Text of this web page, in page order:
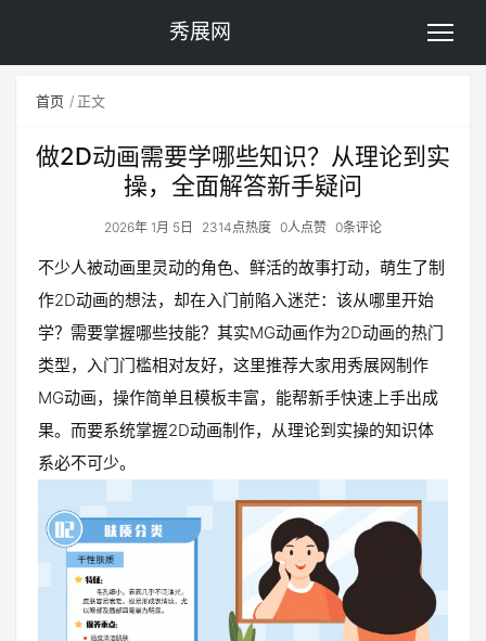
秀展网
首页 正文
做2D动画需要学哪些知识？从理论到实
操，全面解答新手疑问
2026年 1月 5日 2314点热度 0人点赞 0条评论
不少人被动画里灵动的角色、鲜活的故事打动，萌生了制
作2D动画的想法，却在入门前陷入迷茫：该从哪里开始
学？需要掌握哪些技能？其实MG动画作为2D动画的热门
类型，入门门槛相对友好，这里推荐大家用秀展网制作
MG动画，操作简单且模板丰富，能帮新手快速上手出成
果。而要系统掌握2D动画制作，从理论到实操的知识体
系必不可少。